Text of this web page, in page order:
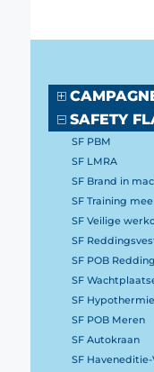
SAFETY
SF PBM
SF LMRA
SF Brand in
SF Training
SF Veilige
SF
SF POB Redding
SF
SF Hypothermie
SF POB Meren
SF Autokraan
SF